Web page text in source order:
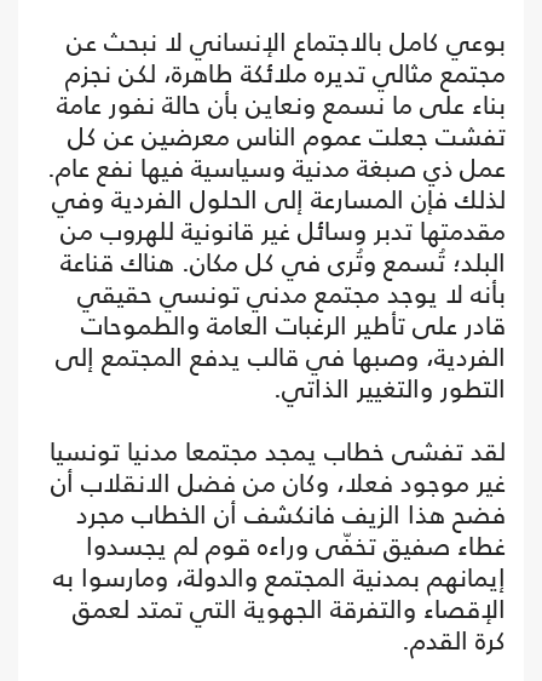
بوعي كامل بالاجتماع الإنساني لا نبحث عن
مجتمع مثالي تديره ملائكة طاهرة، لكن نجزم
بناء على ما نسمع ونعاين بأن حالة نفور عامة
تفشت جعلت عموم الناس معرضين عن كل
عمل ذي صبغة مدنية وسياسية فيها نفع عام.
لذلك فإن المسارعة إلى الحلول الفردية وفي
مقدمتها تدبر وسائل غير قانونية للهروب من
البلد؛ تُسمع وتُرى في كل مكان. هناك قناعة
بأنه لا يوجد مجتمع مدني تونسي حقيقي
قادر على تأطير الرغبات العامة والطموحات
الفردية، وصبها في قالب يدفع المجتمع إلى
التطور والتغيير الذاتي.
لقد تفشى خطاب يمجد مجتمعا مدنيا تونسيا
غير موجود فعلا، وكان من فضل الانقلاب أن
فضح هذا الزيف فانكشف أن الخطاب مجرد
غطاء صفيق تخفّى وراءه قوم لم يجسدوا
إيمانهم بمدنية المجتمع والدولة، ومارسوا به
الإقصاء والتفرقة الجهوية التي تمتد لعمق
كرة القدم.